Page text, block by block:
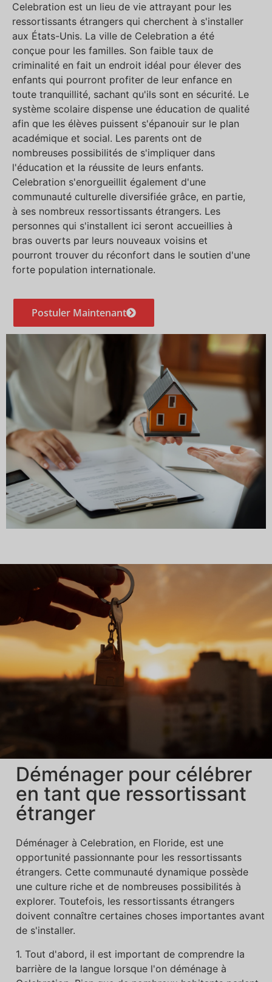
Celebration est un lieu de vie attrayant pour les
ressortissants étrangers qui cherchent à s'installer
aux États-Unis. La ville de Celebration a été
conçue pour les familles. Son faible taux de
criminalité en fait un endroit idéal pour élever des
enfants qui pourront profiter de leur enfance en
toute tranquillité, sachant qu'ils sont en sécurité. Le
système scolaire dispense une éducation de qualité
afin que les élèves puissent s'épanouir sur le plan
académique et social. Les parents ont de
nombreuses possibilités de s'impliquer dans
l'éducation et la réussite de leurs enfants.
Celebration s'enorgueillit également d'une
communauté culturelle diversifiée grâce, en partie,
à ses nombreux ressortissants étrangers. Les
personnes qui s'installent ici seront accueillies à
bras ouverts par leurs nouveaux voisins et
pourront trouver du réconfort dans le soutien d'une
forte population internationale.
Postuler Maintenant
Déménager pour célébrer
en tant que ressortissant
étranger
Déménager à Celebration, en Floride, est une
opportunité passionnante pour les ressortissants
étrangers. Cette communauté dynamique possède
une culture riche et de nombreuses possibilités à
explorer. Toutefois, les ressortissants étrangers
doivent connaître certaines choses importantes avant
de s'installer.
1. Tout d'abord, il est important de comprendre la
barrière de la langue lorsque l'on déménage à